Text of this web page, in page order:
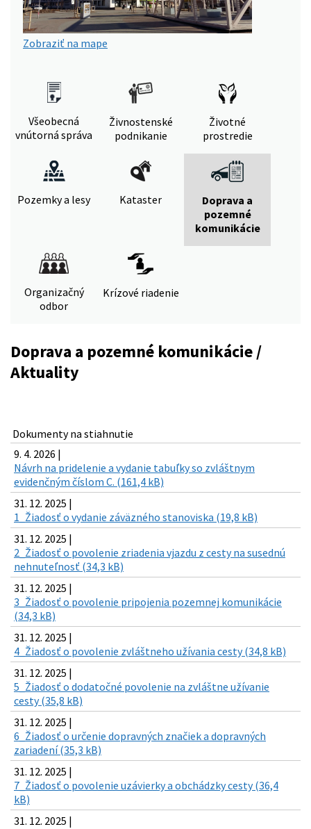
Zobraziť na mape
Všeobecná
vnútorná správa
Živnostenské
podnikanie
Životné
prostredie
Pozemky a lesy Kataster
Doprava a
pozemné
komunikácie
Organizačný
odbor
Krízové riadenie
Doprava a pozemné komunikácie /
Aktuality
Dokumenty na stiahnutie
9. 4. 2026 |
Návrh na pridelenie a vydanie tabuľky so zvláštnym
evidenčným číslom C. (161,4 kB)
31. 12. 2025 |
1_Žiadosť o vydanie záväzného stanoviska (19,8 kB)
31. 12. 2025 |
2_Žiadosť o povolenie zriadenia vjazdu z cesty na susednú
nehnuteľnosť (34,3 kB)
31. 12. 2025 |
3_Žiadosť o povolenie pripojenia pozemnej komunikácie
(34,3 kB)
31. 12. 2025 |
4_Žiadosť o povolenie zvláštneho užívania cesty (34,8 kB)
31. 12. 2025 |
5_Žiadosť o dodatočné povolenie na zvláštne užívanie
cesty (35,8 kB)
31. 12. 2025 |
6_Žiadosť o určenie dopravných značiek a dopravných
zariadení (35,3 kB)
31. 12. 2025 |
7_Žiadosť o povolenie uzávierky a obchádzky cesty (36,4
kB)
31. 12. 2025 |